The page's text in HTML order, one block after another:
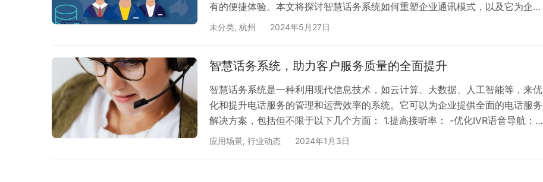
有的便捷体验。本文将探讨智慧话务系统如何重塑企业通讯模式，以及它为企业
带来的种种优势。 一、智慧话务系统的基本概念与特点 智慧话务系统是一种基
段，实现了企业通讯的智能化、自动化和高效化。 智慧话务系统的特点主要体现
在以下几…
未分类, 杭州 2024年5月27日
智慧话务系统，助力客户服务质量的全面提升
智慧话务系统是一种利用现代信息技术，如云计算、大数据、人工智能等，来优
化和提升电话服务的管理和运营效率的系统。它可以为企业提供全面的电话服务
解决方案，包括但不限于以下几个方面： 1.提高接听率： -优化IVR语音导航：通
过智能语音识别技术，优化IVR（InteractiveVoiceResponse）系统，使客户能
应用场景, 行业动态 2024年1月3日